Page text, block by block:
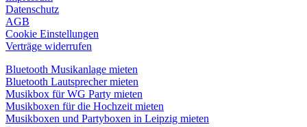
Datenschutz
AGB
Cookie Einstellungen
Verträge widerrufen
Bluetooth Musikanlage mieten
Bluetooth Lautsprecher mieten
Musikbox für WG Party mieten
Musikboxen für die Hochzeit mieten
Musikboxen und Partyboxen in Leipzig mieten